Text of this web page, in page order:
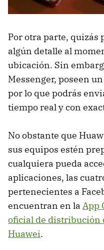
Por otra parte,
algún detalle al
ubicación. Sin
Messenger, poseen
por lo que podrás
tiempo real y con
No obstante que
sus equipos estén
cualquiera pueda
aplicaciones, las
pertenecientes a
encuentran en la App
oficial de distribución
Huawei.